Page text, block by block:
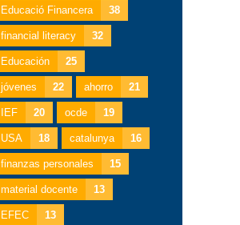
Educació Financera 38
financial literacy 32
Educación 25
jóvenes 22 ahorro 21
IEF 20 ocde 19
USA 18 catalunya 16
finanzas personales 15
material docente 13
EFEC 13